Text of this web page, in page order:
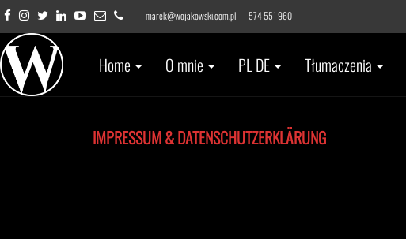
marek@wojakowski.com.pl 574 551 960
Home O mnie PL DE Tłumaczenia
IMPRESSUM & DATENSCHUTZERKLÄRUNG